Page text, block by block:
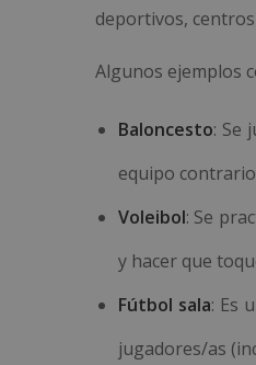
deportivos,
Algunos ejemplos
Baloncesto: Se
equipo
Voleibol: Se
y hacer que
Fútbol sala: Es
jugadores/as